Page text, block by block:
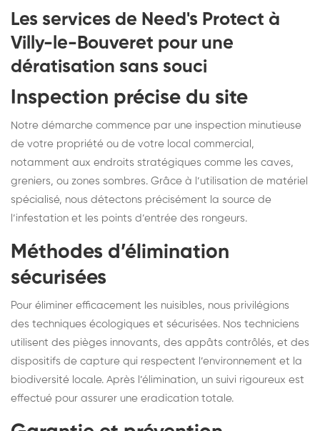
Les services de Need's Protect à
Villy-le-Bouveret pour une
dératisation sans souci
Inspection précise du site
Notre démarche commence par une inspection minutieuse
de votre propriété ou de votre local commercial,
notamment aux endroits stratégiques comme les caves,
greniers, ou zones sombres. Grâce à l’utilisation de matériel
spécialisé, nous détectons précisément la source de
l’infestation et les points d’entrée des rongeurs.
Méthodes d’élimination
sécurisées
Pour éliminer efficacement les nuisibles, nous privilégions
des techniques écologiques et sécurisées. Nos techniciens
utilisent des pièges innovants, des appâts contrôlés, et des
dispositifs de capture qui respectent l’environnement et la
biodiversité locale. Après l’élimination, un suivi rigoureux est
effectué pour assurer une eradication totale.